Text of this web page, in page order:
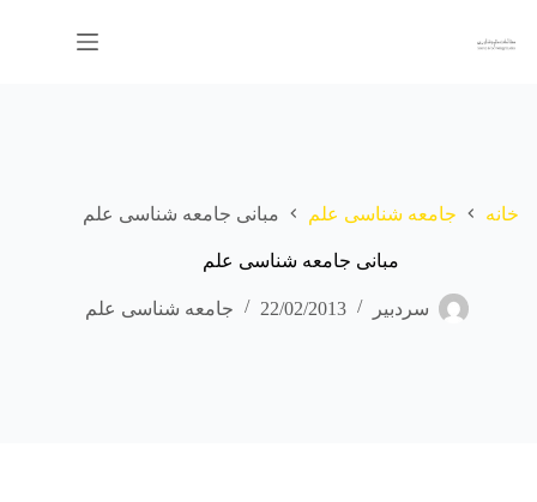
محتوا
خانه جامعه شناسی علم مبانی جامعه شناسی علم
مبانی جامعه شناسی علم
سردبیر 22/02/2013 جامعه شناسی علم